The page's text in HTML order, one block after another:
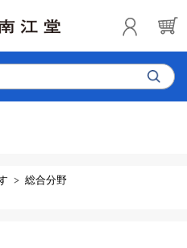
総合分野